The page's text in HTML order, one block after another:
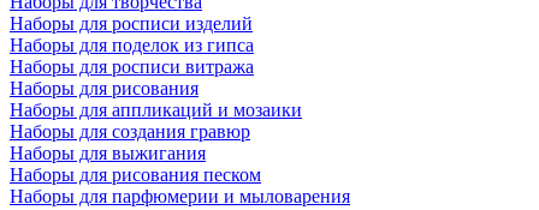
Наборы для росписи изделий
Наборы для поделок из гипса
Наборы для росписи витража
Наборы для рисования
Наборы для аппликаций и мозаики
Наборы для создания гравюр
Наборы для выжигания
Наборы для рисования песком
Наборы для парфюмерии и мыловарения